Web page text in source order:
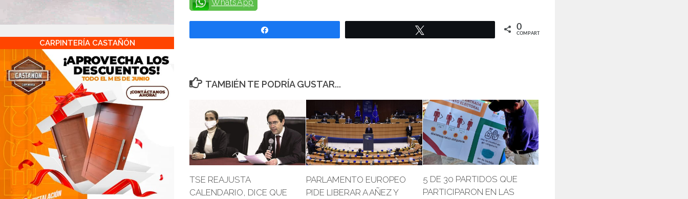
WhatsApp
0
COMPARTIR
TAMBIÉN TE PODRÍA GUSTAR...
TSE REAJUSTA
CALENDARIO, DICE QUE
PARLAMENTO EUROPEO
PIDE LIBERAR A AÑEZ Y
5 DE 30 PARTIDOS QUE
PARTICIPARON EN LAS
CARPINTERÍA CASTAÑÓN